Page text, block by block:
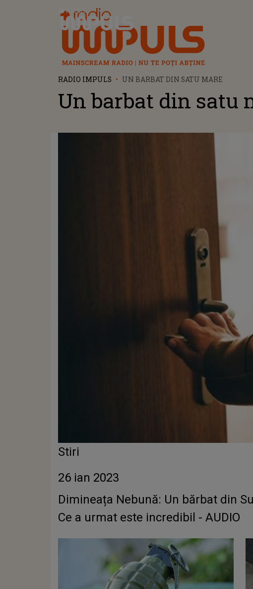
Radio Impuls
RADIO IMPULS UN BARBAT DIN SATU MARE
Un barbat din satu
Stiri
26 ian 2023
Dimineața Nebună: Un bărbat din
Ce a urmat este incredibil - AUDIO